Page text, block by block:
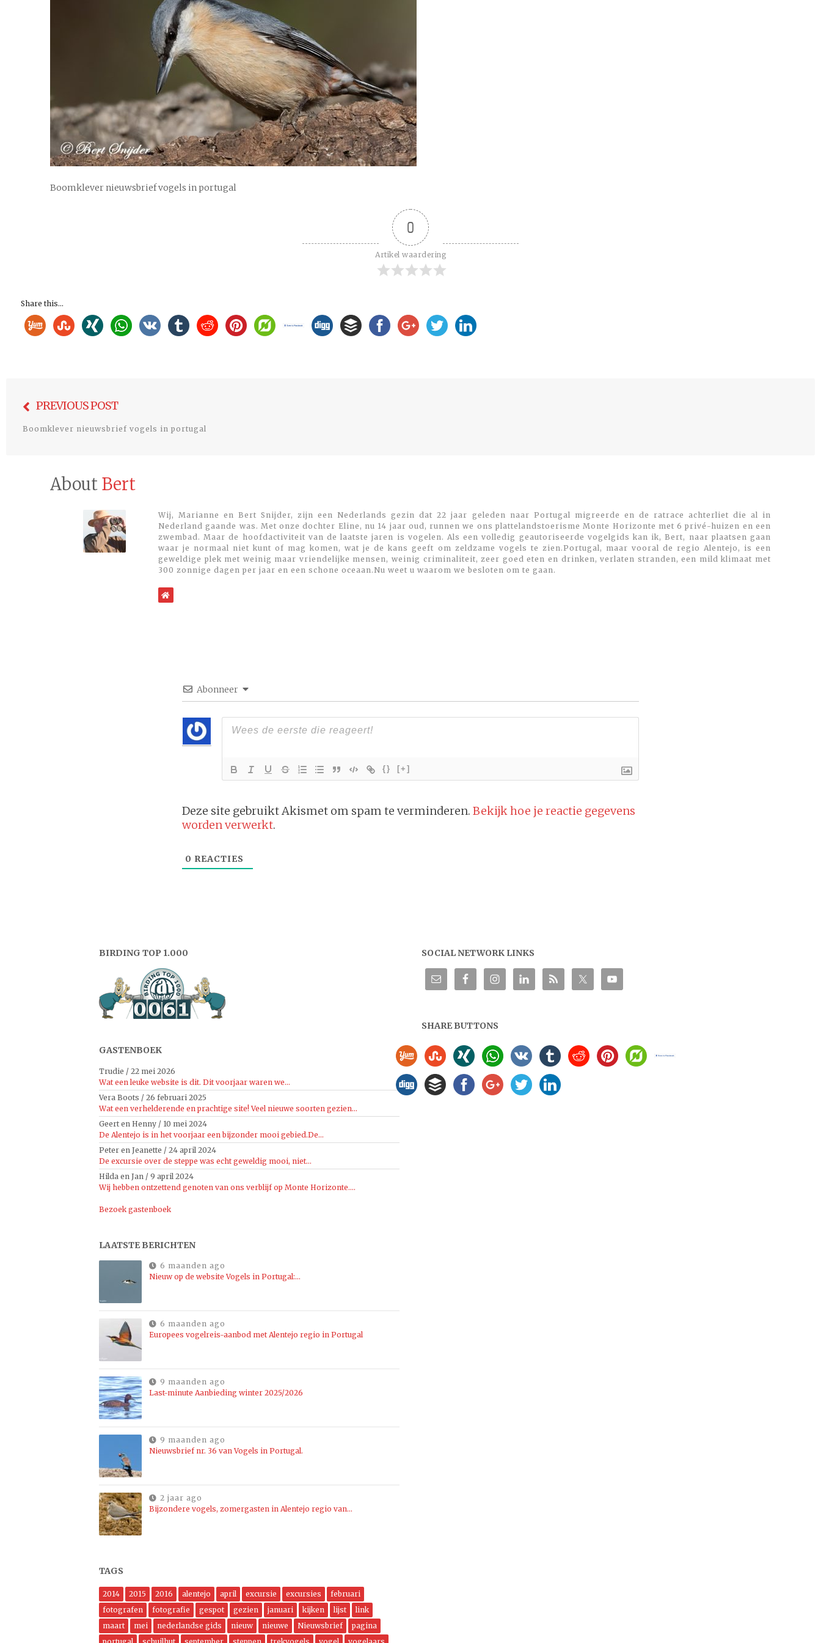
Boomklever nieuwsbrief vogels in portugal
0
Artikel waardering
Share this...
navigatie
PREVIOUS POST
Boomklever nieuwsbrief vogels in portugal
About Bert
Wij, Marianne en Bert Snijder, zijn een Nederlands gezin dat 22 jaar geleden naar Portugal migreerde en de ratrace achterliet die al in
Nederland gaande was. Met onze dochter Eline, nu 14 jaar oud, runnen we ons plattelandstoerisme Monte Horizonte met 6 privé-huizen en een
zwembad. Maar de hoofdactiviteit van de laatste jaren is vogelen. Als een volledig geautoriseerde vogelgids kan ik, Bert, naar plaatsen gaan
waar je normaal niet kunt of mag komen, wat je de kans geeft om zeldzame vogels te zien.Portugal, maar vooral de regio Alentejo, is een
geweldige plek met weinig maar vriendelijke mensen, weinig criminaliteit, zeer goed eten en drinken, verlaten stranden, een mild klimaat met
300 zonnige dagen per jaar en een schone oceaan.Nu weet u waarom we besloten om te gaan.
Abonneer
{} [+]
Deze site gebruikt Akismet om spam te verminderen. Bekijk hoe je reactie gegevens
worden verwerkt.
0 REACTIES
BIRDING TOP 1.000
GASTENBOEK
Trudie / 22 mei 2026
Wat een leuke website is dit. Dit voorjaar waren we...
Vera Boots / 26 februari 2025
Wat een verhelderende en prachtige site! Veel nieuwe soorten gezien...
Geert en Henny / 10 mei 2024
De Alentejo is in het voorjaar een bijzonder mooi gebied.De...
Peter en Jeanette / 24 april 2024
De excursie over de steppe was echt geweldig mooi, niet...
Hilda en Jan / 9 april 2024
Wij hebben ontzettend genoten van ons verblijf op Monte Horizonte....
Bezoek gastenboek
LAATSTE BERICHTEN
6 maanden ago
Nieuw op de website Vogels in Portugal:…
6 maanden ago
Europees vogelreis-aanbod met Alentejo regio in Portugal
9 maanden ago
Last-minute Aanbieding winter 2025/2026
9 maanden ago
Nieuwsbrief nr. 36 van Vogels in Portugal.
2 jaar ago
Bijzondere vogels, zomergasten in Alentejo regio van…
TAGS
2014 2015 2016 alentejo april excursie excursies
februari
fotografen
fotografie gespot gezien januari kijken lijst
link
maart
mei nederlandse gids nieuw nieuwe Nieuwsbrief
pagina
SOCIAL NETWORK LINKS
SHARE BUTTONS